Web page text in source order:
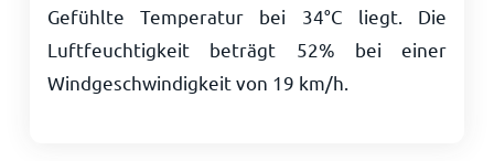
Gefühlte Temperatur bei 34°C liegt. Die
Luftfeuchtigkeit beträgt 52% bei einer
Windgeschwindigkeit von 19 km/h